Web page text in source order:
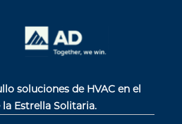
soluciones de HVAC en el
Estrella Solitaria.